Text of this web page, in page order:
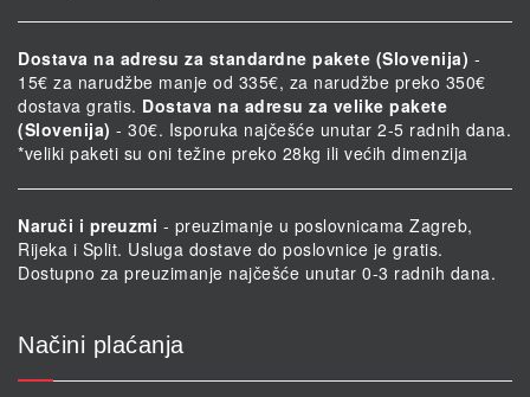
Dostava na adresu za standardne pakete (Slovenija) -
15€ za narudžbe manje od 335€, za narudžbe preko 350€
dostava gratis. Dostava na adresu za velike pakete
(Slovenija) - 30€. Isporuka najčešće unutar 2-5 radnih dana.
*veliki paketi su oni težine preko 28kg ili većih dimenzija
Naruči i preuzmi - preuzimanje u poslovnicama Zagreb,
Rijeka i Split. Usluga dostave do poslovnice je gratis.
Dostupno za preuzimanje najčešće unutar 0-3 radnih dana.
Načini plaćanja